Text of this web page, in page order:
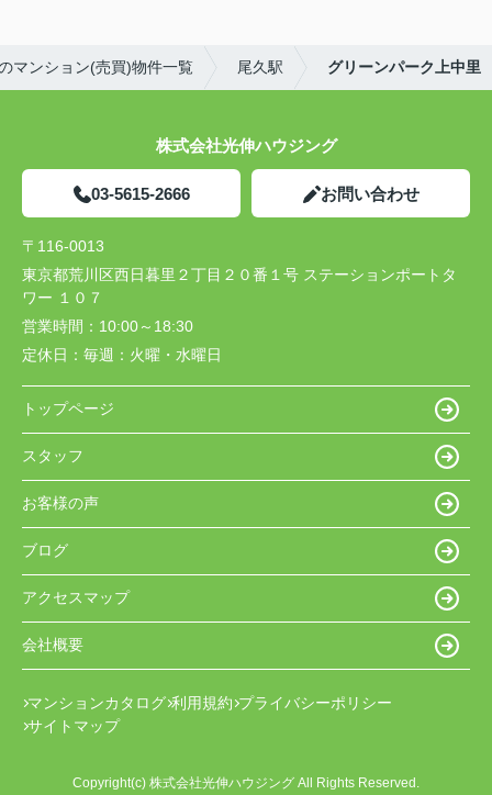
マンション(売買)物件一覧 尾久駅 グリーンパーク上中里
株式会社光伸ハウジング
03-5615-2666 お問い合わせ
〒116-0013
東京都荒川区西日暮里２丁目２０番１号 ステーションポートタ
ワー １０７
営業時間： 10:00～18:30
定休日： 毎週：火曜・水曜日
トップページ
スタッフ
お客様の声
ブログ
アクセスマップ
会社概要
マンションカタログ 利用規約 プライバシーポリシー
サイトマップ
Copyright(c) 株式会社光伸ハウジング All Rights Reserved.